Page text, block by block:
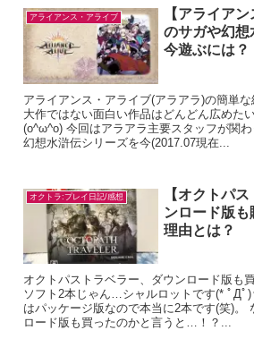
アライアンス・アライブ
【アライア
のサガや幻想
今遊ぶには？
アライアンス・アライブ(アラアラ)の簡単な
大作ではない面白い作品はどんどん広めた
(o^ω^o) 今回はアラアラ主要スタッフが関
幻想水滸伝シリーズを今(2017.07現在...
オクトラ:プレイ日記/感想
【オクトパ
ンロード版
理由とは？
オクトパストラベラー、ダウンロード版も
ソフト2本じゃん…シャルロットです(* ﾟДﾟ
はパッケージ版なので本当に2本です(笑)。
ロード版も買ったのかと言うと…！？...